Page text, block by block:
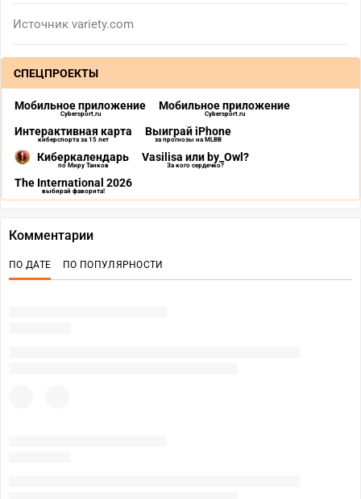
Источник variety.com
СПЕЦПРОЕКТЫ
Мобильное приложение
Cybersport.ru
Мобильное приложение
Cybersport.ru
Интерактивная карта
киберспорта за 15 лет
Выиграй iPhone
за прогнозы на MLBB
Киберкалендарь
по Миру Танков
Vasilisa или by_Owl?
За кого сердечко?
The International 2026
выбирай фаворита!
Комментарии
ПО ДАТЕ ПО ПОПУЛЯРНОСТИ